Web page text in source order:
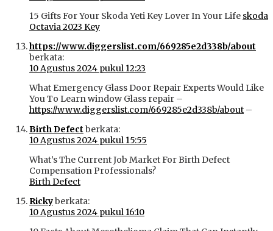
15 Gifts For Your Skoda Yeti Key Lover In Your Life skoda
Octavia 2023 Key
https://www.diggerslist.com/669285e2d338b/about
berkata:
10 Agustus 2024 pukul 12:23
What Emergency Glass Door Repair Experts Would Like
You To Learn window Glass repair –
https://www.diggerslist.com/669285e2d338b/about –
Birth Defect berkata:
10 Agustus 2024 pukul 15:55
What’s The Current Job Market For Birth Defect
Compensation Professionals?
Birth Defect
Rickyberkata:
10 Agustus 2024 pukul 16:10